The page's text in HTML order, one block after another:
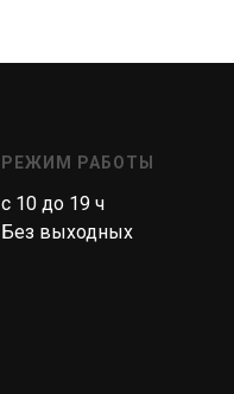
РЕЖИМ РАБОТЫ
с 10 до 19 ч
Без выходных